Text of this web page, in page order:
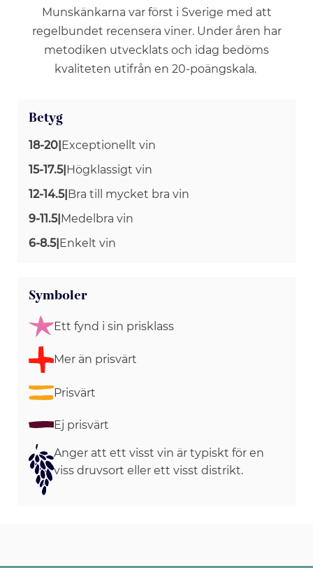
Munskänkarna var först i Sverige med att
regelbundet recensera viner. Under åren har
metodiken utvecklats och idag bedöms
kvaliteten utifrån en 20-poängskala.
Betyg
18-20|Exceptionellt vin
15-17.5|Högklassigt vin
12-14.5|Bra till mycket bra vin
9-11.5|Medelbra vin
6-8.5|Enkelt vin
Symboler
Ett fynd i sin prisklass
Mer än prisvärt
Prisvärt
Ej prisvärt
Anger att ett visst vin är typiskt för en
viss druvsort eller ett visst distrikt.